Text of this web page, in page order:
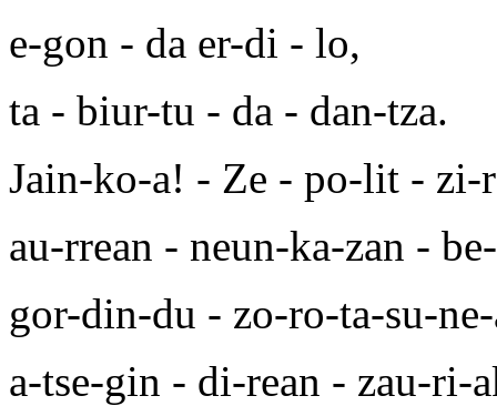
e-gon - da er-di - lo,
ta - biur-tu - da - dan-tza.
Jain-ko-a! - Ze - po-lit - zi-
au-rrean - neun-ka-zan -
gor-din-du - zo-ro-ta-su-
a-tse-gin - di-rean - zau-ri-